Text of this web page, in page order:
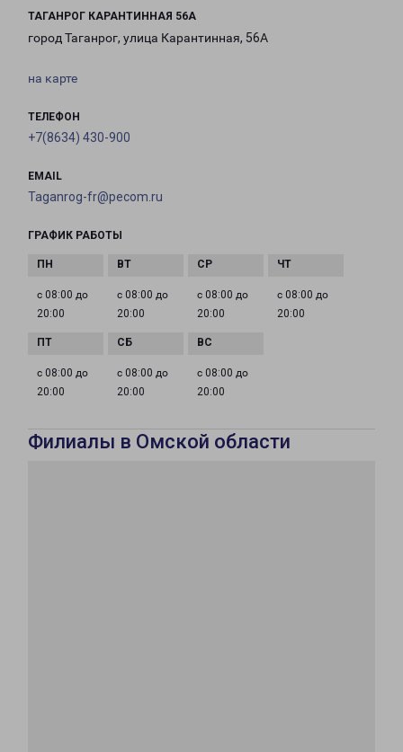
ТАГАНРОГ КАРАНТИННАЯ 56А
город Таганрог, улица Карантинная, 56А
на карте
ТЕЛЕФОН
+7(8634) 430-900
EMAIL
Taganrog-fr@pecom.ru
ГРАФИК РАБОТЫ
с 08:00 до
20:00
с 08:00 до
20:00
с 08:00 до
20:00
с 08:00 до
20:00
с 08:00 до
20:00
с 08:00 до
20:00
с 08:00 до
20:00
Филиалы в Омской области